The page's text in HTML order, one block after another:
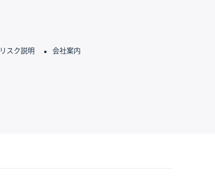
リスク説明 会社案内